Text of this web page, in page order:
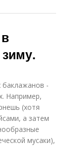
баклажанов -
Например,
(хотя
а затем
мусаки),